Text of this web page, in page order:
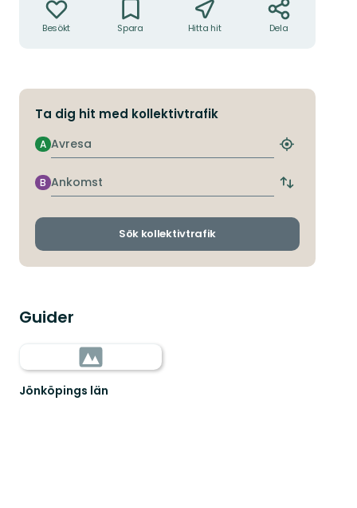
Besökt Spara Hitta hit Dela
Ta dig hit med kollektivtrafik
Avresa
A
Hitta
hållplats
Ankomst
B
Byt
och
Sök kollektivtrafik
Guider
Jönköpings län